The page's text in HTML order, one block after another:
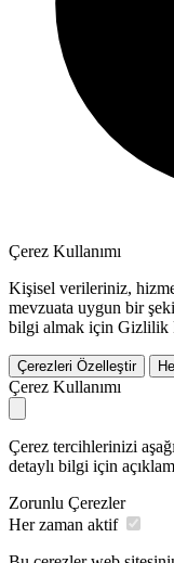
Çerez Kullanımı
Kişisel verileriniz,
mevzuata uygun bir
bilgi almak için Gizlilik
Çerezleri Özelleştir
Çerez Kullanımı
Çerez tercihlerinizi
detaylı bilgi için
Zorunlu Çerezler
Her zaman aktif